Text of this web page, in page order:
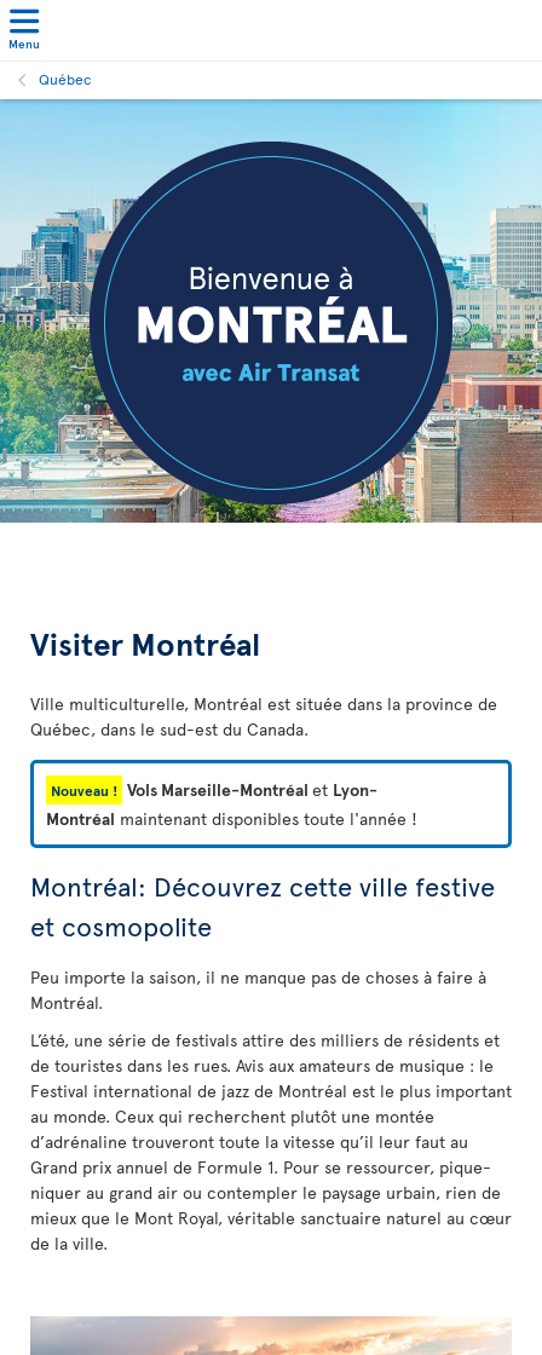
Menu
Québec
Visiter Montréal
Ville multiculturelle, Montréal est située dans la province de
Québec, dans le sud-est du Canada.
Nouveau ! Vols Marseille-Montréal et Lyon-
Montréal maintenant disponibles toute l'année !
Montréal: Découvrez cette ville festive
et cosmopolite
Peu importe la saison, il ne manque pas de choses à faire à
Montréal.
L’été, une série de festivals attire des milliers de résidents et
de touristes dans les rues. Avis aux amateurs de musique : le
Festival international de jazz de Montréal est le plus important
au monde. Ceux qui recherchent plutôt une montée
d’adrénaline trouveront toute la vitesse qu’il leur faut au
Grand prix annuel de Formule 1. Pour se ressourcer, pique-
niquer au grand air ou contempler le paysage urbain, rien de
mieux que le Mont Royal, véritable sanctuaire naturel au cœur
de la ville.